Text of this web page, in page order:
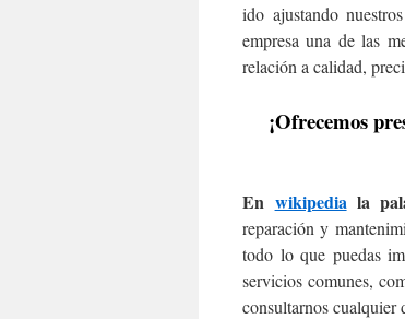
ido ajustando
empresa una de las
relación a calidad,
¡Ofrecemos
En wikipediala
reparación y
todo lo que puedas
servicios comunes,
consultarnos cualquier